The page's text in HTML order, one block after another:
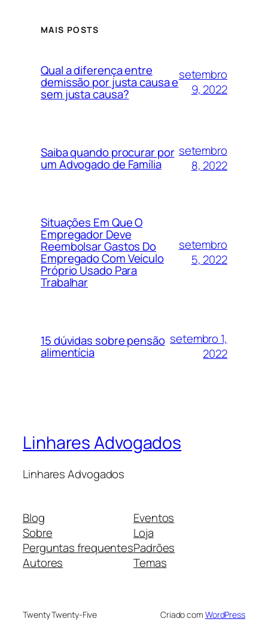
MAIS POSTS
Qual a diferença entre
demissão por justa causa e
sem justa causa?
setembro
9, 2022
Saiba quando procurar por
um Advogado de Família
setembro
8, 2022
Situações Em Que O
Empregador Deve
Reembolsar Gastos Do
Empregado Com Veículo
Próprio Usado Para
Trabalhar
setembro
5, 2022
15 dúvidas sobre pensão
alimentícia
setembro 1,
2022
Linhares Advogados
Linhares Advogados
Blog
Sobre
Perguntas frequentes
Autores
Eventos
Loja
Padrões
Temas
Twenty Twenty-Five Criado com WordPress